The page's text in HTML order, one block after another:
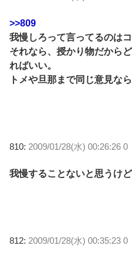
>>809
我慢しろって言ってるのは
それなら、授かり物だから
ればいい。
トメや旦那まで同じ意見な
810: 2009/01/28(水) 00:26:26 0
我慢することないと思うけど
812: 2009/01/28(水) 00:35:23 0